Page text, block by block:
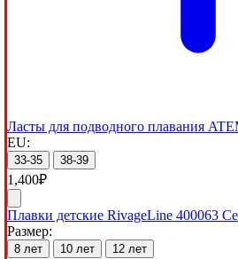
Ласты для подводного плавания
EU:
33-35 38-39
1,400₽
Плавки детские RivageLine 400063
Размер:
8 лет 10 лет 12 лет